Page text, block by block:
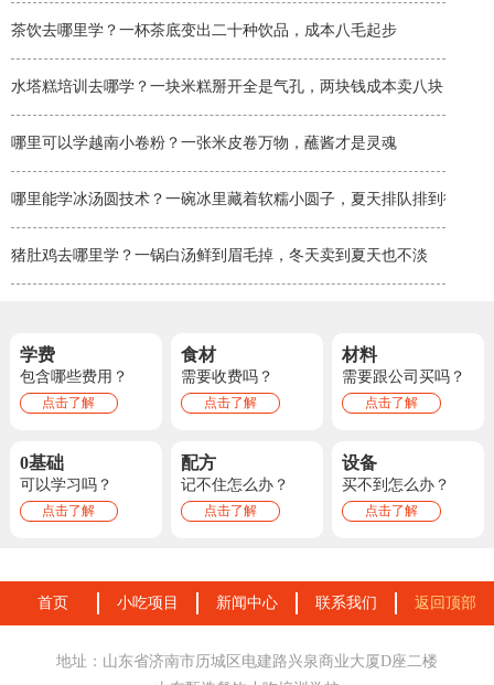
茶饮去哪里学？一杯茶底变出二十种饮品，成本八毛起步
水塔糕培训去哪学？一块米糕掰开全是气孔，两块钱成本卖八块
哪里可以学越南小卷粉？一张米皮卷万物，蘸酱才是灵魂
哪里能学冰汤圆技术？一碗冰里藏着软糯小圆子，夏天排队排到街角
猪肚鸡去哪里学？一锅白汤鲜到眉毛掉，冬天卖到夏天也不淡
学费
包含哪些费用？
点击了解
食材
需要收费吗？
点击了解
材料
需要跟公司买吗？
点击了解
0基础
可以学习吗？
点击了解
配方
记不住怎么办？
点击了解
设备
买不到怎么办？
点击了解
首页 小吃项目 新闻中心 联系我们 返回顶部
地址：山东省济南市历城区电建路兴泉商业大厦D座二楼